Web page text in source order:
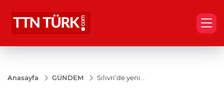
Anasayfa GÜNDEM
Silivri’de yeni